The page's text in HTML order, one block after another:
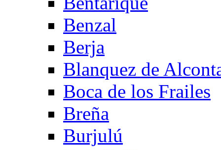
Benzal
Berja
Blanquez de
Boca de los Frailes
Breña
Burjulú